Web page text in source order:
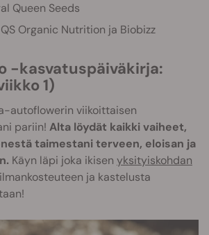
Queen Seeds
Organic Nutrition ja Biobizz
1)
autoflowerin viikoittaisen
pariin! Alta löydät kaikki vaiheet,
taimestani terveen, eloisan ja
Käyn läpi joka ikisen yksityiskohdan
ilmankosteuteen ja kastelusta